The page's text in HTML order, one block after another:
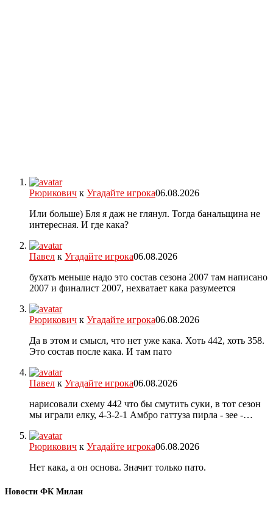
Рюрикович к Угадайте игрока06.08.2026
Или больше) Бля я даж не глянул. Тогда банальщина не
интересная. И где кака?
Павел к Угадайте игрока06.08.2026
бухать меньше надо это состав сезона 2007 там написано
2007 и финалист 2007, нехватает кака разумеется
Рюрикович к Угадайте игрока06.08.2026
Да в этом и смысл, что нет уже кака. Хоть 442, хоть 358.
Это состав после кака. И там пато
Павел к Угадайте игрока06.08.2026
нарисовали схему 442 что бы смутить суки, в тот сезон
мы играли елку, 4-3-2-1 Амбро гаттуза пирла - зее -…
Рюрикович к Угадайте игрока06.08.2026
Нет кака, а он основа. Значит только пато.
Новости ФК Милан